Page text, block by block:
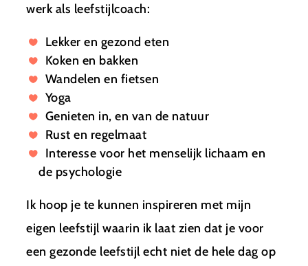
werk als leefstijlcoach:
Lekker en gezond eten
Koken en bakken
Wandelen en fietsen
Yoga
Genieten in, en van de natuur
Rust en regelmaat
Interesse voor het menselijk lichaam en
de psychologie
Ik hoop je te kunnen inspireren met mijn
eigen leefstijl waarin ik laat zien dat je voor
een gezonde leefstijl echt niet de hele dag op